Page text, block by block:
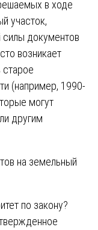
в ходе
участок,
силы документов
возникает
старое
(например, 1990-
могут
другим
на земельный
по закону?